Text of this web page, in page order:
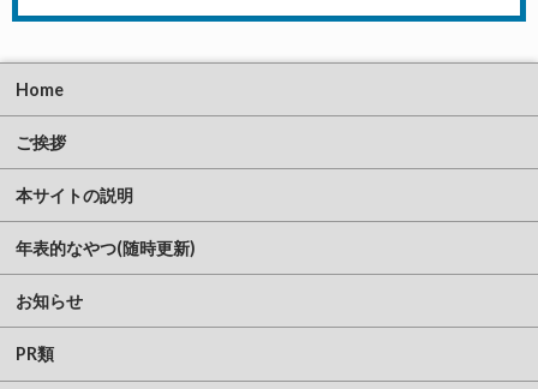
Home
ご挨拶
本サイトの説明
年表的なやつ(随時更新)
お知らせ
PR類